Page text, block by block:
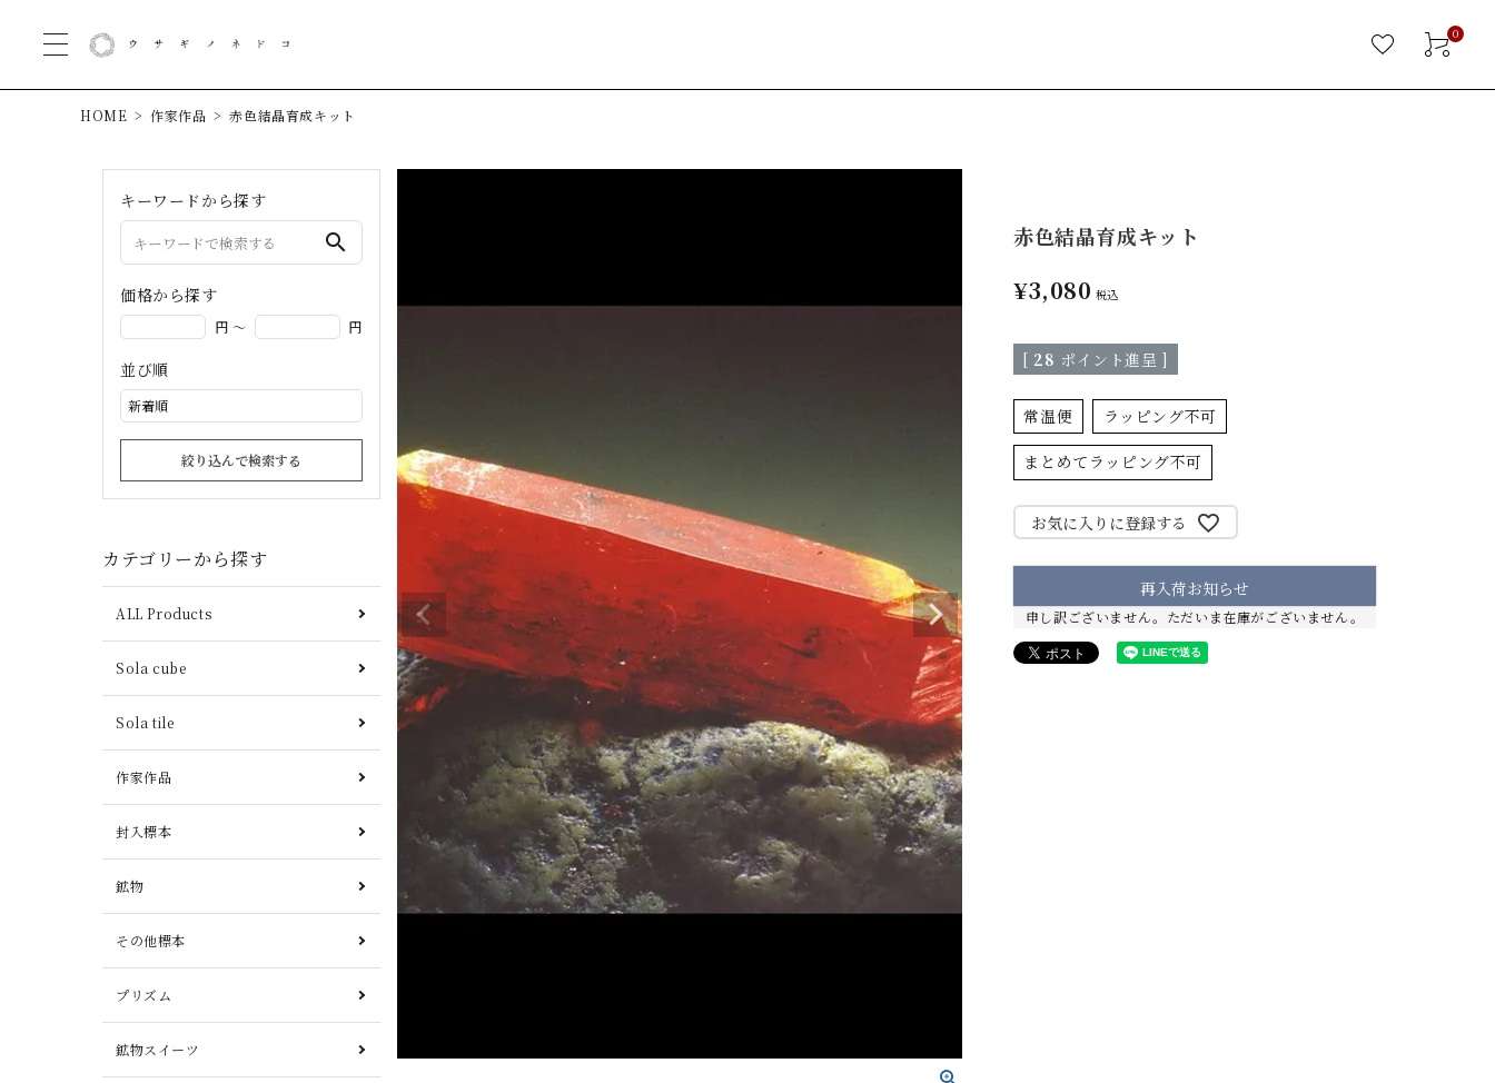
0
HOME 作家作品 赤色結晶育成キット
キーワードから探す
search
価格から探す
円 ～ 円
並び順
絞り込んで検索する
カテゴリーから探す
ALL Products
Sola cube
Sola tile
作家作品
封入標本
鉱物
その他標本
プリズム
鉱物スイーツ
赤色結晶育成キット
¥3,080 税込
[ 28 ポイント進呈 ]
常温便 ラッピング不可
まとめてラッピング不可
お気に入りに登録する
再入荷お知らせ
申し訳ございません。ただいま在庫がございません。